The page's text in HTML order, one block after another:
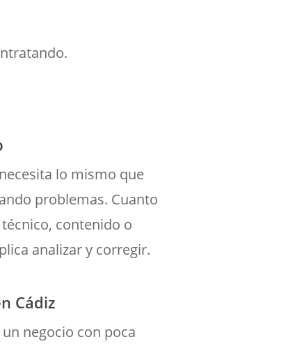
lo mismo que
problemas. Cuanto
contenido o
analizar y corregir.
Cádiz
negocio con poca